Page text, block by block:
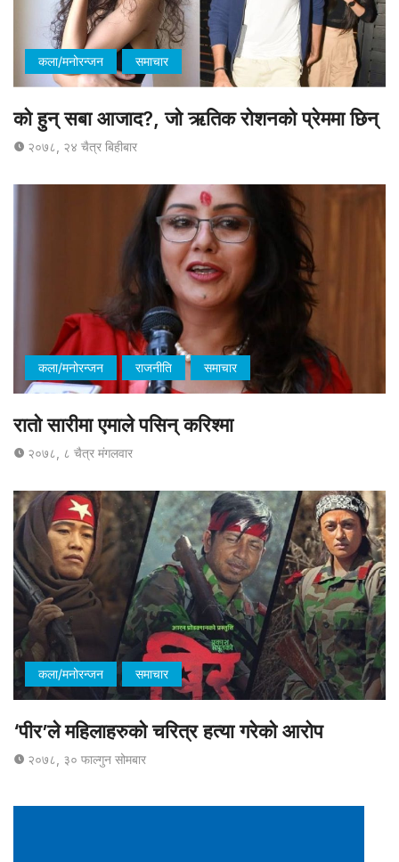
कला/मनोरन्जन समाचार
को हुन् सबा आजाद?, जो ऋतिक रोशनको प्रेममा छिन्
२०७८, २४ चैत्र बिहीबार
कला/मनोरन्जन राजनीति समाचार
रातो सारीमा एमाले पसिन् करिश्मा
२०७८, ८ चैत्र मंगलवार
कला/मनोरन्जन समाचार
‘पीर’ले महिलाहरुको चरित्र हत्या गरेको आरोप
२०७८, ३० फाल्गुन सोमबार